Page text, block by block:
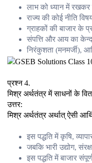
लाभ को ध्यान में
राज्य की कोई नीति
ग्राहकों की बाजार के
संपत्ति और आय का
निरंकुशता (मनमर्जी),
प्रश्न 4.
मिश्र अर्थतंत्र में साधनों के
उत्तर:
मिश्र अर्थतंत्र अर्थात् ऐसी
इस पद्धति में कृषि,
जबकि भारी उद्योग,
इस पद्धति में बाजार